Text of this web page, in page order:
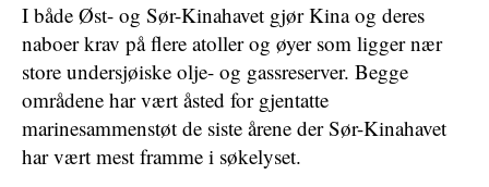
I både Øst- og Sør-Kinahavet gjør Kina og deres
naboer krav på flere atoller og øyer som ligger nær
store undersjøiske olje- og gassreserver. Begge
områdene har vært åsted for gjentatte
marinesammenstøt de siste årene der Sør-Kinahavet
har vært mest framme i søkelyset.